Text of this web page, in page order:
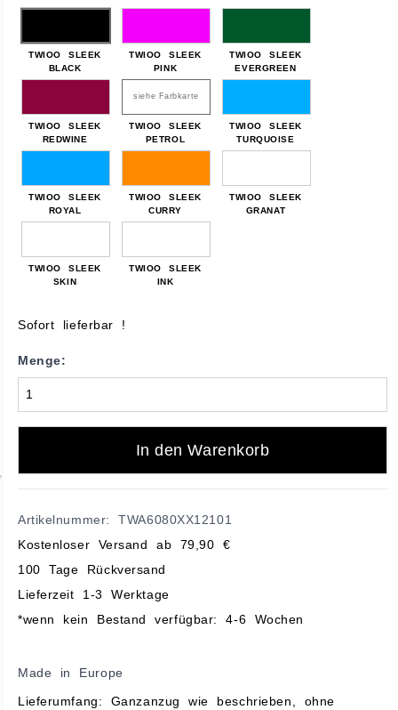
TWIOO SLEEK
BLACK
TWIOO SLEEK
PINK
TWIOO SLEEK
EVERGREEN
TWIOO SLEEK
REDWINE
siehe Farbkarte
TWIOO SLEEK
PETROL
TWIOO SLEEK
TURQUOISE
TWIOO SLEEK
ROYAL
TWIOO SLEEK
CURRY
TWIOO SLEEK
GRANAT
TWIOO SLEEK
SKIN
TWIOO SLEEK
INK
Sofort lieferbar !
Menge:
In den Warenkorb
Artikelnummer: TWA6080XX12101
Kostenloser Versand ab 79,90 €
100 Tage Rückversand
Lieferzeit 1-3 Werktage
*wenn kein Bestand verfügbar: 4-6 Wochen
Made in Europe
Lieferumfang: Ganzanzug wie beschrieben, ohne